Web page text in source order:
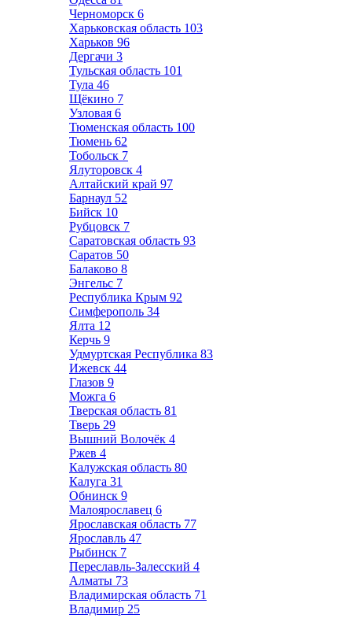
Черноморск 6
Харьковская область 103
Харьков 96
Дергачи 3
Тульская область 101
Тула 46
Щёкино 7
Узловая 6
Тюменская область 100
Тюмень 62
Тобольск 7
Ялуторовск 4
Алтайский край 97
Барнаул 52
Бийск 10
Рубцовск 7
Саратовская область 93
Саратов 50
Балаково 8
Энгельс 7
Республика Крым 92
Симферополь 34
Ялта 12
Керчь 9
Удмуртская Республика 83
Ижевск 44
Глазов 9
Можга 6
Тверская область 81
Тверь 29
Вышний Волочёк 4
Ржев 4
Калужская область 80
Калуга 31
Обнинск 9
Малоярославец 6
Ярославская область 77
Ярославль 47
Рыбинск 7
Переславль-Залесский 4
Алматы 73
Владимирская область 71
Владимир 25